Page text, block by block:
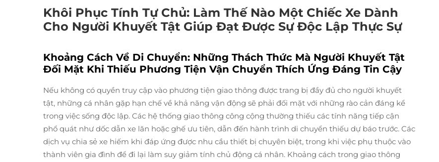
Khôi Phục Tính Tự Chủ: Làm Thế Nào Một Chiếc Xe Dành
Cho Người Khuyết Tật Giúp Đạt Được Sự Độc Lập Thực Sự
Khoảng Cách Về Di Chuyển: Những Thách Thức Mà Người Khuyết Tật
Đối Mặt Khi Thiếu Phương Tiện Vận Chuyển Thích Ứng Đáng Tin Cậy
Nếu không có quyền truy cập vào phương tiện giao thông được trang bị đầy đủ cho người khuyết
tật, những cá nhân gặp hạn chế về khả năng vận động sẽ phải đối mặt với những rào cản đáng kể
trong việc sống độc lập. Các hệ thống giao thông công cộng thường thiếu các tính năng tiếp cận
phổ quát như dốc dẫn xe lăn hoặc ghế ưu tiên, dẫn đến hành trình di chuyển thiếu dự báo trước. Các
dịch vụ chia sẻ xe hiếm khi đáp ứng được nhu cầu thiết bị chuyên biệt, trong khi việc phụ thuộc vào
thành viên gia đình để đi lại làm suy giảm tính chủ động cá nhân. Khoảng cách trong giao thông